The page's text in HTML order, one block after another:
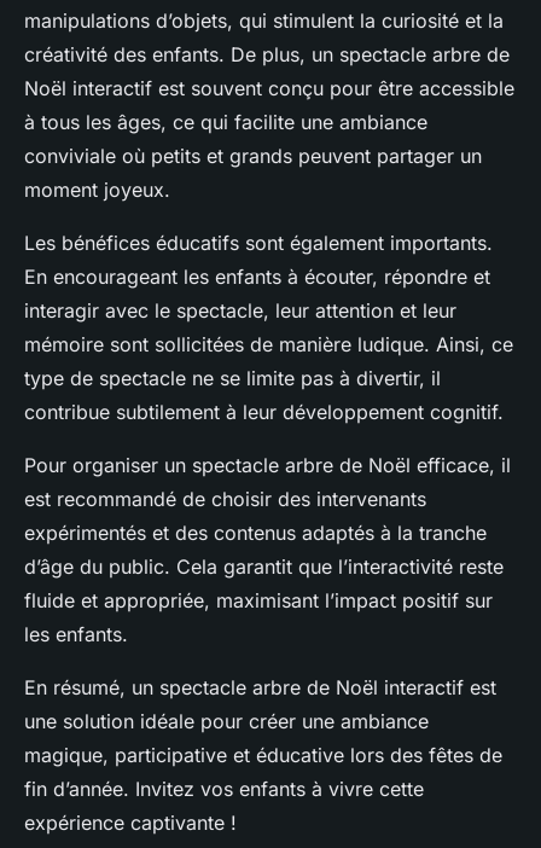
manipulations d’objets, qui stimulent la curiosité et la
créativité des enfants. De plus, un spectacle arbre de
Noël interactif est souvent conçu pour être accessible
à tous les âges, ce qui facilite une ambiance
conviviale où petits et grands peuvent partager un
moment joyeux.
Les bénéfices éducatifs sont également importants.
En encourageant les enfants à écouter, répondre et
interagir avec le spectacle, leur attention et leur
mémoire sont sollicitées de manière ludique. Ainsi, ce
type de spectacle ne se limite pas à divertir, il
contribue subtilement à leur développement cognitif.
Pour organiser un spectacle arbre de Noël efficace, il
est recommandé de choisir des intervenants
expérimentés et des contenus adaptés à la tranche
d’âge du public. Cela garantit que l’interactivité reste
fluide et appropriée, maximisant l’impact positif sur
les enfants.
En résumé, un spectacle arbre de Noël interactif est
une solution idéale pour créer une ambiance
magique, participative et éducative lors des fêtes de
fin d’année. Invitez vos enfants à vivre cette
expérience captivante !